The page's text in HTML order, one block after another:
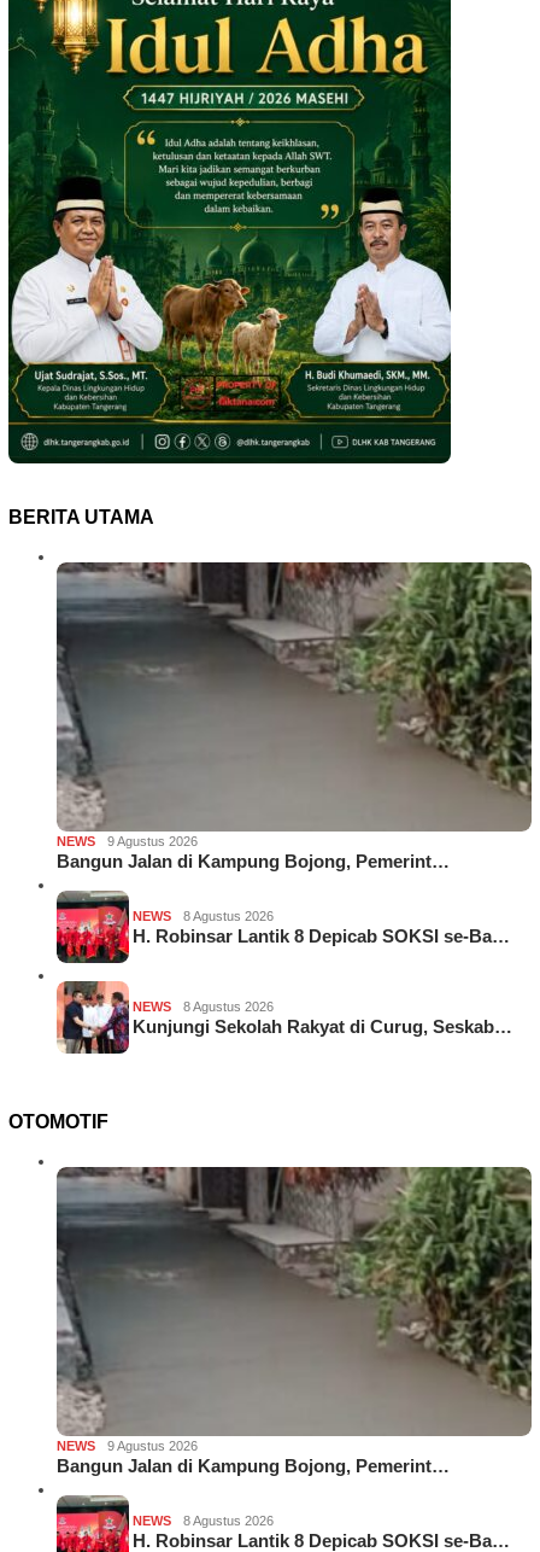
BERITA UTAMA
NEWS 9 Agustus 2026
Bangun Jalan di Kampung Bojong, Pemerint…
NEWS 8 Agustus 2026
H. Robinsar Lantik 8 Depicab SOKSI se-Ba…
NEWS 8 Agustus 2026
Kunjungi Sekolah Rakyat di Curug, Seskab…
OTOMOTIF
NEWS 9 Agustus 2026
Bangun Jalan di Kampung Bojong, Pemerint…
NEWS 8 Agustus 2026
H. Robinsar Lantik 8 Depicab SOKSI se-Ba…